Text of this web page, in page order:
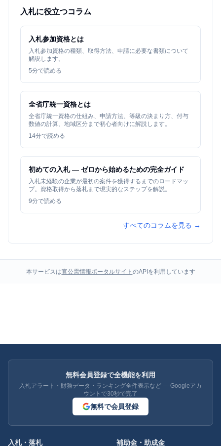
入札に役立つコラム
入札参加資格とは
入札参加資格の種類、取得方法、申請に必要な書類について
解説します。
5分で読める
全省庁統一資格とは
全省庁統一資格の仕組み、申請方法、等級の決まり方、付与
数値の計算、地域区分まで初心者向けに解説します。
14分で読める
初めての入札 — ゼロから始めるための完全ガイド
入札未経験の企業が最初の案件を獲得するまでのロードマッ
プ。資格取得から落札まで現実的なステップを解説。
9分で読める
すべてのコラムを見る →
本サービスは官公需情報ポータルサイト のAPIを利用しています
無料会員登録で全機能を利用
入札アラート・財務データ・ランキング全件表示など — Googleアカ
ウントで30秒で完了
無料で会員登録
入札・落札 補助金・助成金